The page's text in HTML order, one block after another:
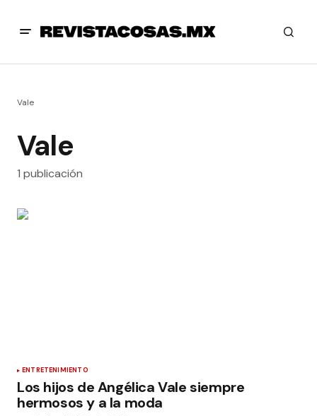
Vale
Vale
1 publicación
ENTRETENIMIENTO
Los hijos de Angélica Vale siempre
hermosos y a la moda